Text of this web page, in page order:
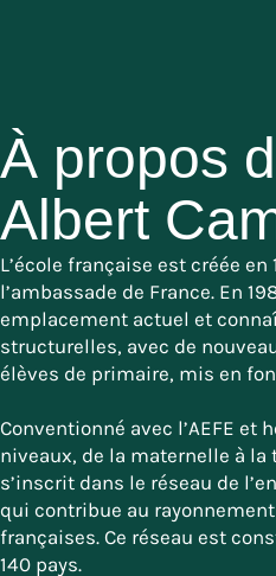
À propos
Albert
L’école française est créée
l’ambassade de France. En
emplacement actuel et
structurelles, avec de
élèves de primaire, mis en
Conventionné avec l’AEFE et
niveaux, de la maternelle à la
s’inscrit dans le réseau de
qui contribue au
françaises. Ce réseau est
140 pays.